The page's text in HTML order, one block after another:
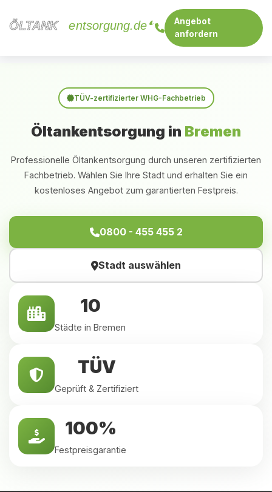
ÖLTANK
ÖLTANK entsorgung.de
Angebot
anfordern
TÜV-zertifizierter WHG-Fachbetrieb
Öltankentsorgung in Bremen
Professionelle Öltankentsorgung durch unseren zertifizierten
Fachbetrieb. Wählen Sie Ihre Stadt und erhalten Sie ein
kostenloses Angebot zum garantierten Festpreis.
0800 - 455 455 2
Stadt auswählen
10
Städte in Bremen
TÜV
Geprüft & Zertifiziert
100%
Festpreisgarantie